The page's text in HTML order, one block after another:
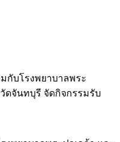
กับโรงพยาบาลพระ
ดจันทบุรี จัดกิจกรรมรับ